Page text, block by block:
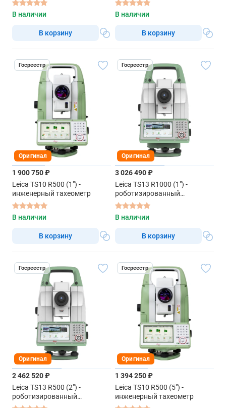
В наличии
В корзину
В наличии
В корзину
Госреестр
Оригинал
1 900 750 ₽
Leica TS10 R500 (1") -
инженерный тахеометр
В наличии
В корзину
Госреестр
Оригинал
3 026 490 ₽
Leica TS13 R1000 (1") -
роботизированный
тахеометр
В наличии
В корзину
Госреестр
Оригинал
2 462 520 ₽
Leica TS13 R500 (2") -
роботизированный
тахеометр
Госреестр
Оригинал
1 394 250 ₽
Leica TS10 R500 (5") -
инженерный тахеометр